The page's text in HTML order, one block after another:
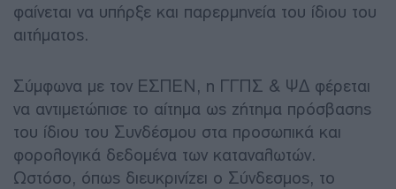
φαίνεται να υπήρξε και παρερμηνεία του ίδιου του
αιτήματος.
Σύμφωνα με τον ΕΣΠΕΝ, η ΓΓΠΣ & ΨΔ φέρεται
να αντιμετώπισε το αίτημα ως ζήτημα πρόσβασης
του ίδιου του Συνδέσμου στα προσωπικά και
φορολογικά δεδομένα των καταναλωτών.
Ωστόσο, όπως διευκρινίζει ο Σύνδεσμος, το